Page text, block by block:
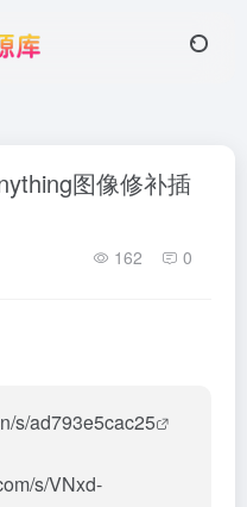
图像修补插
162 0
s/ad793e5cac25
s/VNxd-